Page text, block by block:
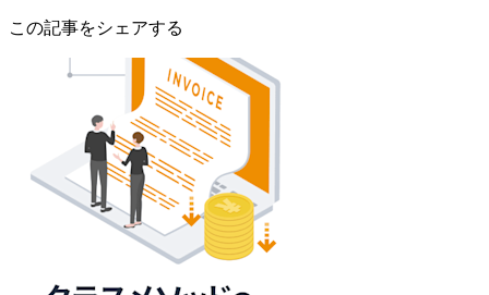
この記事をシェアする